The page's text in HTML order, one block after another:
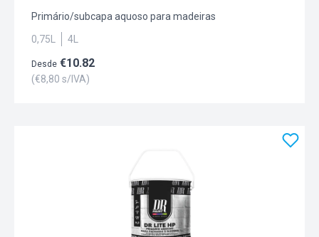
Primário/subcapa aquoso para madeiras
0,75L
4L
Desde €10.82
(€8,80 s/IVA)